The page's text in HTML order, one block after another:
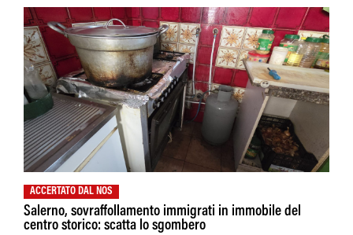
ACCERTATO DAL NOS
Salerno, sovraffollamento immigrati in immobile del
centro storico: scatta lo sgombero